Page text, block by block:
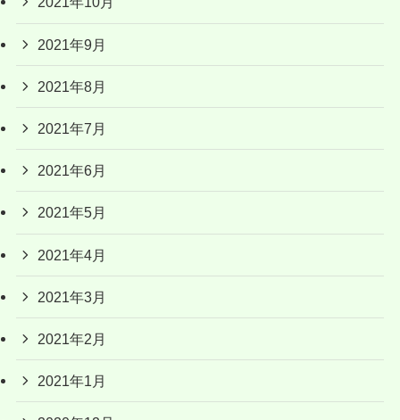
2021年9月
2021年8月
2021年7月
2021年6月
2021年5月
2021年4月
2021年3月
2021年2月
2021年1月